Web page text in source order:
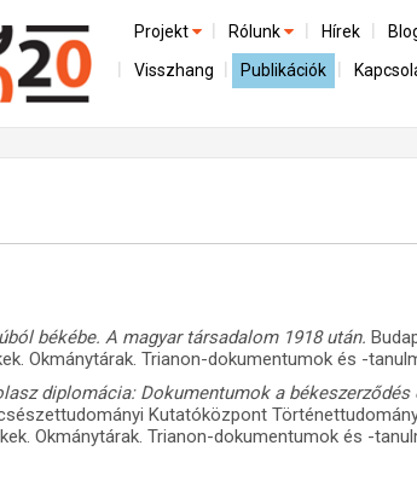
Projekt
Előzmények
Az összeomlás és a magyar
Utókor és emlékezet
Rólunk
A kutatócsoport
Hírek
Visszhang Publikációk
békébe. A magyar társadalom 1918 után.
Okmánytárak. Trianon-dokumentumok és -
diplomácia: Dokumentumok a
Kutatóközpont
Okmánytárak. Trianon-dokumentumok és -